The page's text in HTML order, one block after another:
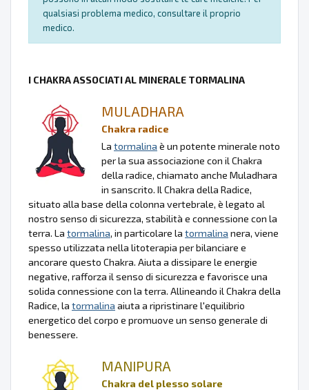
qualsiasi problema medico, consultare il proprio
medico.
I CHAKRA ASSOCIATI AL MINERALE TORMALINA
MULADHARA
Chakra radice
La tormalina è un potente minerale noto
per la sua associazione con il Chakra
della radice, chiamato anche Muladhara
in sanscrito. Il Chakra della Radice,
situato alla base della colonna vertebrale, è legato al
nostro senso di sicurezza, stabilità e connessione con la
terra. La tormalina, in particolare la tormalina nera, viene
spesso utilizzata nella litoterapia per bilanciare e
ancorare questo Chakra. Aiuta a dissipare le energie
negative, rafforza il senso di sicurezza e favorisce una
solida connessione con la terra. Allineando il Chakra della
Radice, la tormalina aiuta a ripristinare l'equilibrio
energetico del corpo e promuove un senso generale di
benessere.
MANIPURA
Chakra del plesso solare